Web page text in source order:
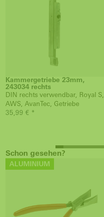
Kammergetriebe 23mm,
243034 rechts
DIN rechts verwendbar, Royal S,
AWS, AvanTec, Getriebe
35,99 € *
Schon gesehen?
ALUMINIUM